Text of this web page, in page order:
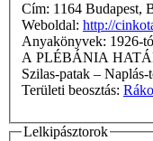
Cím: 1164 Budapest,
Weboldal: http://
A PLÉBÁNIA HATÁRAI: Városhatár –
Szilas-patak –
Területi beosztás:
Lelkipásztorok